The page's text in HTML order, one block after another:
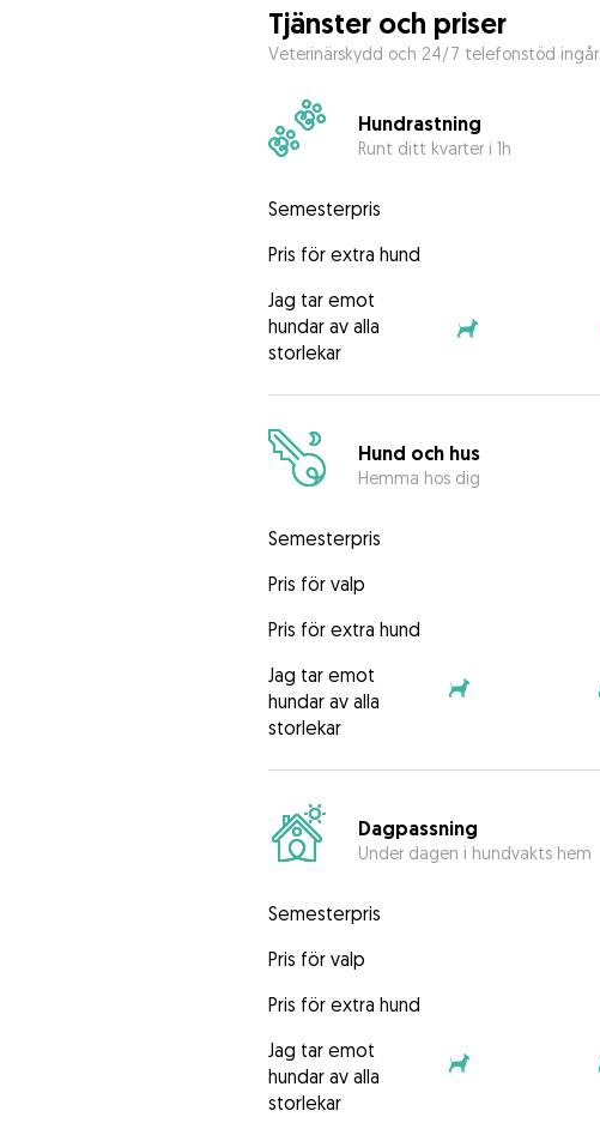
Tjänster och priser
Veterinärskydd och 24/7 telefonstöd ingår
Hundrastning
Runt ditt kvarter i 1h
Semesterpris
Pris för extra hund
Jag tar emot
hundar av alla
storlekar
Hund och hus
Hemma hos dig
Semesterpris
Pris för valp
Pris för extra hund
Jag tar emot
hundar av alla
storlekar
Dagpassning
Under dagen i hundvakts hem
Semesterpris
Pris för valp
Pris för extra hund
Jag tar emot
hundar av alla
storlekar